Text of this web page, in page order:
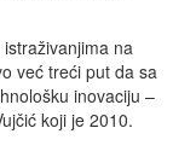
na
već treći put da sa
inovaciju –
koji je 2010.